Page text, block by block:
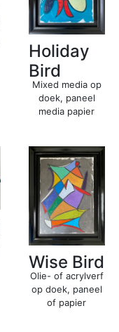
Holiday
Bird
Mixed media op
doek, paneel
media papier
Wise Bird
Olie- of acrylverf
op doek, paneel
of papier